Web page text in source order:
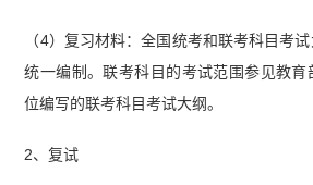
（4）复习材料：全国统考和联考科目考
统一编制。联考科目的考试范围参见教
位编写的联考科目考试大纲。
2、复试